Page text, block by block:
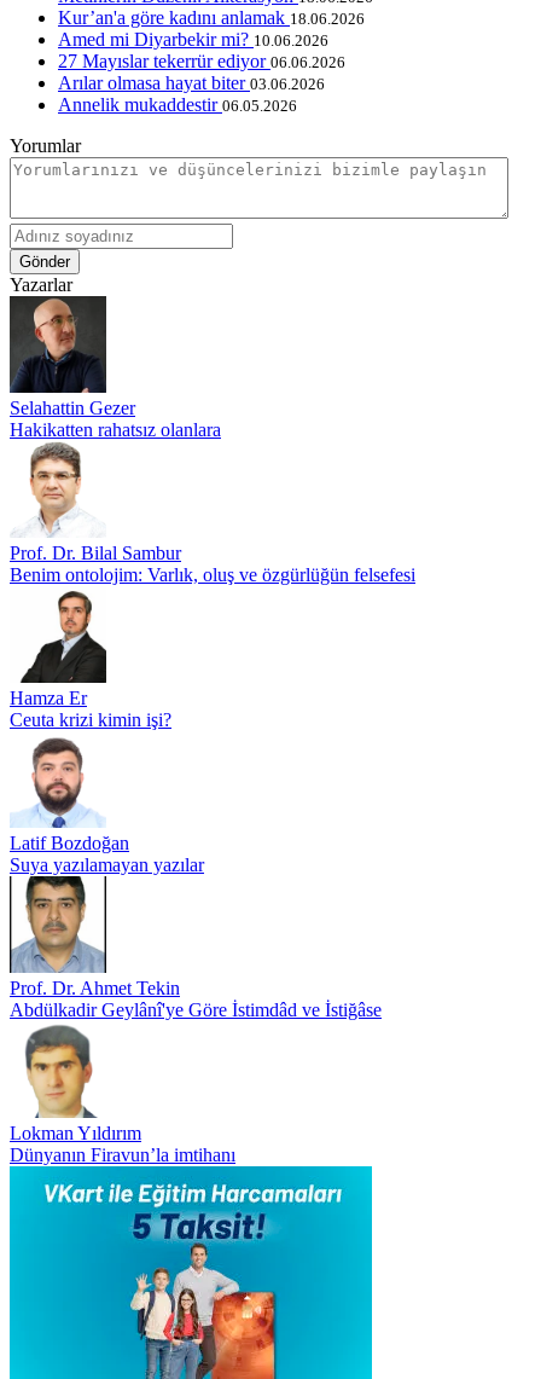
Kur’an'a göre kadını anlamak 18.06.2026
Amed mi Diyarbekir mi? 10.06.2026
27 Mayıslar tekerrür ediyor 06.06.2026
Arılar olmasa hayat biter 03.06.2026
Annelik mukaddestir 06.05.2026
Yorumlar
Gönder
Yazarlar
Selahattin Gezer
Hakikatten rahatsız olanlara
Prof. Dr. Bilal Sambur
Benim ontolojim: Varlık, oluş ve özgürlüğün felsefesi
Hamza Er
Ceuta krizi kimin işi?
Latif Bozdoğan
Suya yazılamayan yazılar
Prof. Dr. Ahmet Tekin
Abdülkadir Geylânî'ye Göre İstimdâd ve İstiğâse
Lokman Yıldırım
Dünyanın Firavun’la imtihanı